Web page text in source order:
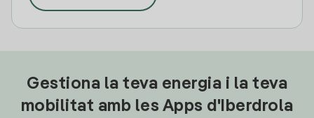
Gestiona la teva energia i la teva
mobilitat amb les Apps d'Iberdrola